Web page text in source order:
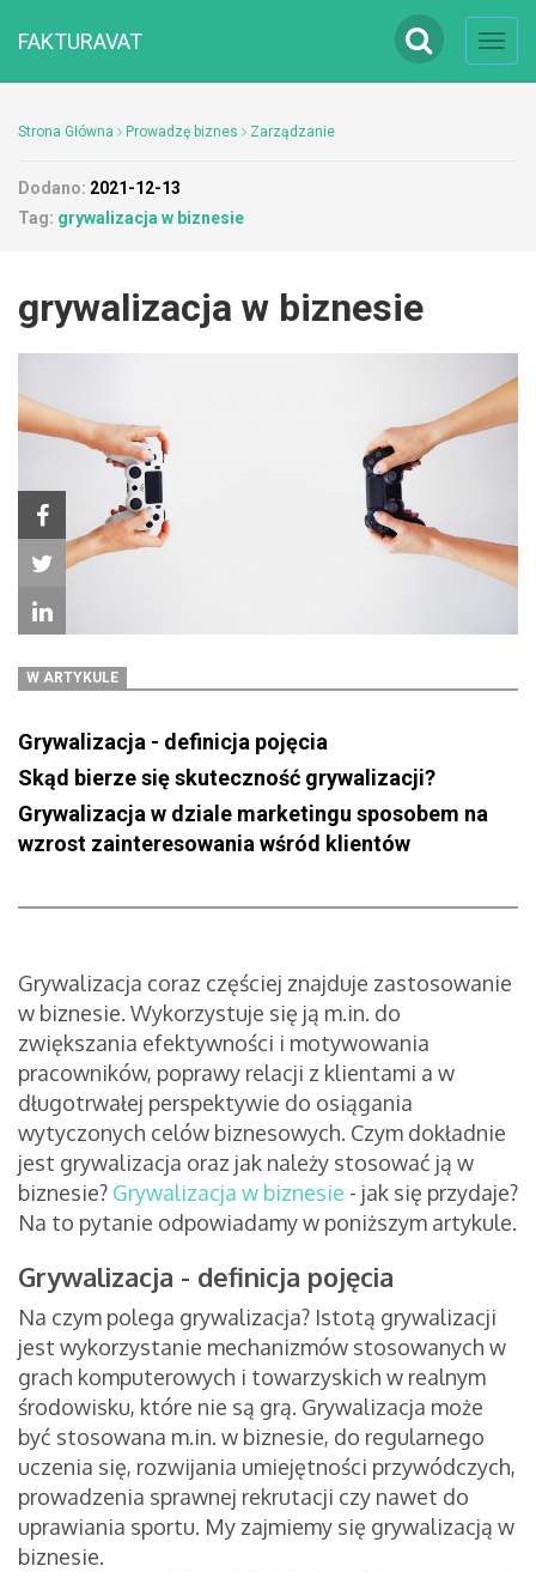
FAKTURAVAT
Strona Główna Prowadzę biznes Zarządzanie
Dodano: 2021-12-13
Tag: grywalizacja w biznesie
grywalizacja w biznesie
W ARTYKULE
Grywalizacja - definicja pojęcia
Skąd bierze się skuteczność grywalizacji?
Grywalizacja w dziale marketingu sposobem na
wzrost zainteresowania wśród klientów
Grywalizacja coraz częściej znajduje zastosowanie
w biznesie. Wykorzystuje się ją m.in. do
zwiększania efektywności i motywowania
pracowników, poprawy relacji z klientami a w
długotrwałej perspektywie do osiągania
wytyczonych celów biznesowych. Czym dokładnie
jest grywalizacja oraz jak należy stosować ją w
biznesie? Grywalizacja w biznesie - jak się przydaje?
Na to pytanie odpowiadamy w poniższym artykule.
Grywalizacja - definicja pojęcia
Na czym polega grywalizacja? Istotą grywalizacji
jest wykorzystanie mechanizmów stosowanych w
grach komputerowych i towarzyskich w realnym
środowisku, które nie są grą. Grywalizacja może
być stosowana m.in. w biznesie, do regularnego
uczenia się, rozwijania umiejętności przywódczych,
prowadzenia sprawnej rekrutacji czy nawet do
uprawiania sportu. My zajmiemy się grywalizacją w
biznesie.